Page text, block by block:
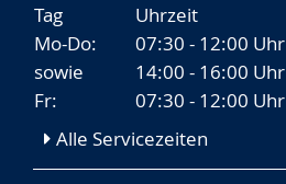
Tag
Uhrzeit
Mo-Do:
07:30 - 12:00 Uhr
sowie
14:00 - 16:00 Uhr
Fr:
07:30 - 12:00 Uhr
Alle Servicezeiten